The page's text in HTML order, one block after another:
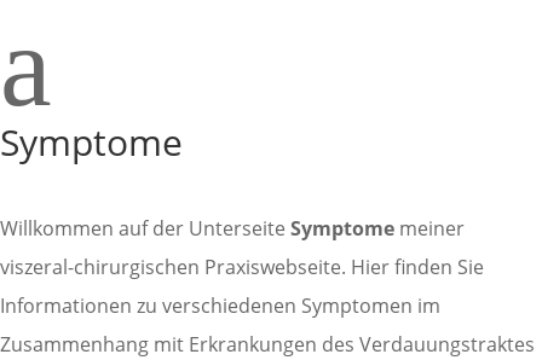
a
Symptome
Willkommen auf der Unterseite Symptome meiner
viszeral-chirurgischen Praxiswebseite. Hier finden Sie
Informationen zu verschiedenen Symptomen im
Zusammenhang mit Erkrankungen des Verdauungstraktes